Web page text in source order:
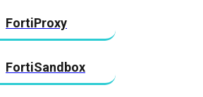
FortiProxy
FortiSandbox